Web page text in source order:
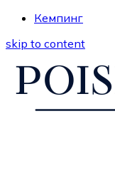
Кемпинг
skip to content